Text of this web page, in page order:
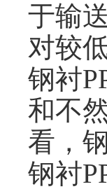
于输
对较
钢衬
和不
看，
钢衬